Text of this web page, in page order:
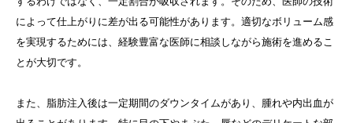
によって仕上がりに差が出る可能性があります。適切なボリューム感
を実現するためには、経験豊富な医師に相談しながら施術を進めるこ
とが大切です。
また、脂肪注入後は一定期間のダウンタイムがあり、腫れや内出血が